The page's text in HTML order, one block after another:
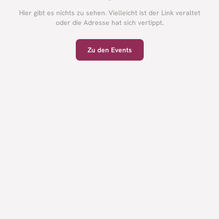
Hier gibt es nichts zu sehen. Vielleicht ist der Link veraltet
oder die Adresse hat sich vertippt.
Zu den Events